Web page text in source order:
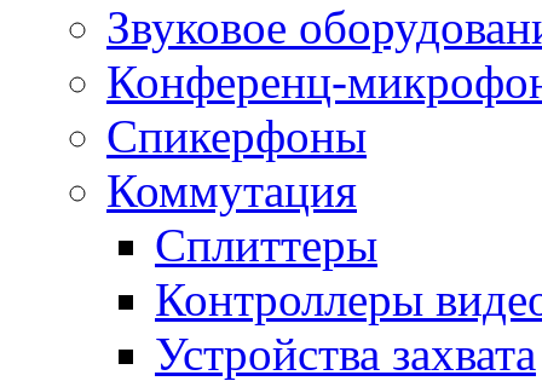
Звуковое
Конференц-
Спикерфоны
Коммутация
Сплиттеры
Контроллеры
Устройства захвата